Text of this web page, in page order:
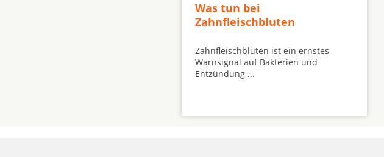
Was tun bei
Zahnfleischbluten
Zahnfleischbluten ist ein ernstes
Warnsignal auf Bakterien und
Entzündung ...